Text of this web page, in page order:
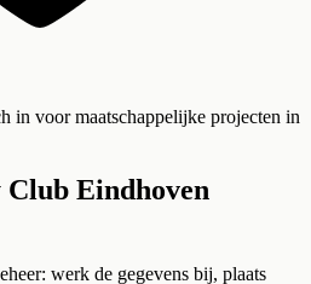
in voor maatschappelijke projecten in
Eindhoven
werk de gegevens bij, plaats